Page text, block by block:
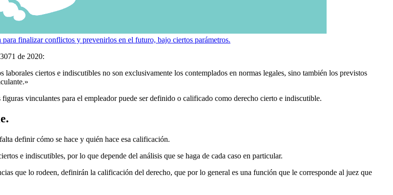
finalizar conflictos y prevenirlos en el futuro, bajo ciertos parámetros.
de 2020:
ciertos e indiscutibles no son exclusivamente los contemplados en normas legales, sino también los previstos
vinculantes para el empleador puede ser definido o calificado como derecho cierto e indiscutible.
definir cómo se hace y quién hace esa calificación.
e indiscutibles, por lo que depende del análisis que se haga de cada caso en particular.
que lo rodeen, definirán la calificación del derecho, que por lo general es una función que le corresponde al juez que